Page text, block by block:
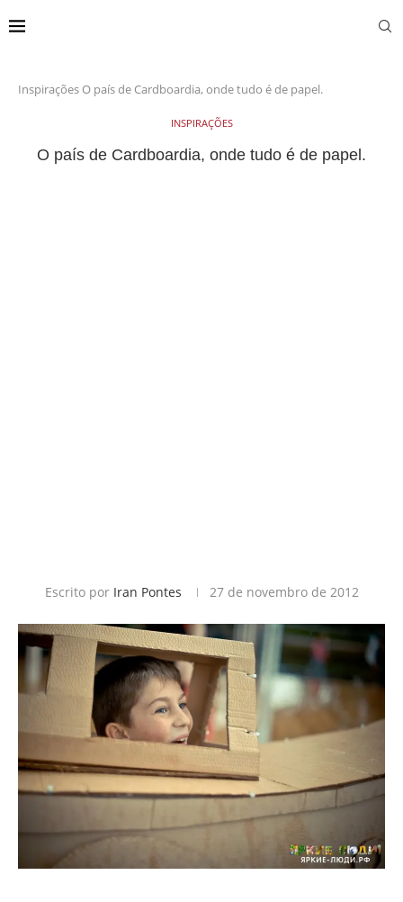
Inspirações O país de Cardboardia, onde tudo é de papel.
INSPIRAÇÕES
O país de Cardboardia, onde tudo é de papel.
Escrito por Iran Pontes 27 de novembro de 2012